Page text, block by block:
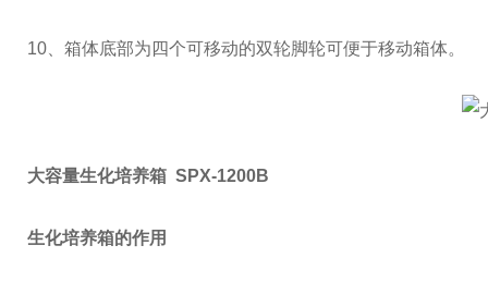
10 、箱体底部为四个可移动的双轮脚轮可便于移动箱体。
大容量生化培养箱 SPX-1200B
生化培养箱的作用